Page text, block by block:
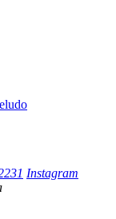
Instagram